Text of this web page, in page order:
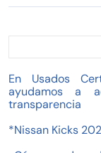
En Usados
ayudamos a
transparencia
*Nissan Kicks